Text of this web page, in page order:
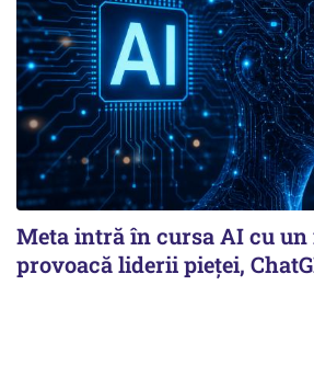
Meta intră în cursa AI cu un
provoacă liderii pieței,